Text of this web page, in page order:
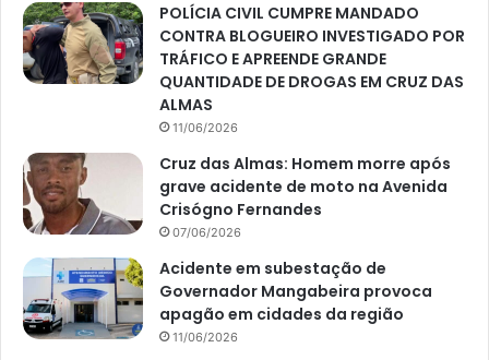
POLÍCIA CIVIL CUMPRE MANDADO
CONTRA BLOGUEIRO INVESTIGADO POR
TRÁFICO E APREENDE GRANDE
QUANTIDADE DE DROGAS EM CRUZ DAS
ALMAS
11/06/2026
Cruz das Almas: Homem morre após
grave acidente de moto na Avenida
Crisógno Fernandes
07/06/2026
Acidente em subestação de
Governador Mangabeira provoca
apagão em cidades da região
11/06/2026